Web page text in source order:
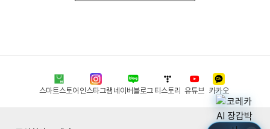
스마트스토어인스타그램네이버블로그티스토리 유튜브 카카오